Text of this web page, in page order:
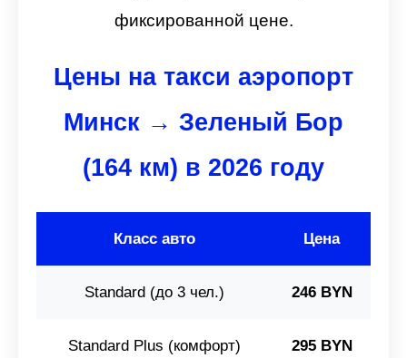
фиксированной цене.
Цены на такси аэропорт
Минск → Зеленый Бор
(164 км) в 2026 году
Класс авто Цена
Standard (до 3 чел.) 246 BYN
Standard Plus (комфорт) 295 BYN